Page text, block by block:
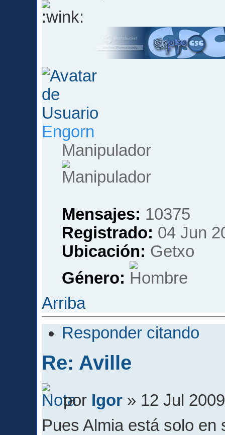
Engorn
Manipulador
Mensajes: 10375
Registrado: 04 Jun
Ubicación: Getxo
Género:
Arriba
Responder citando
Re: Aville
por Igor » 12 Jul
Pues Almia está solo